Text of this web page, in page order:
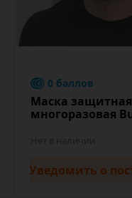
0 баллов
Маска защитная
многоразовая
Уведомить о